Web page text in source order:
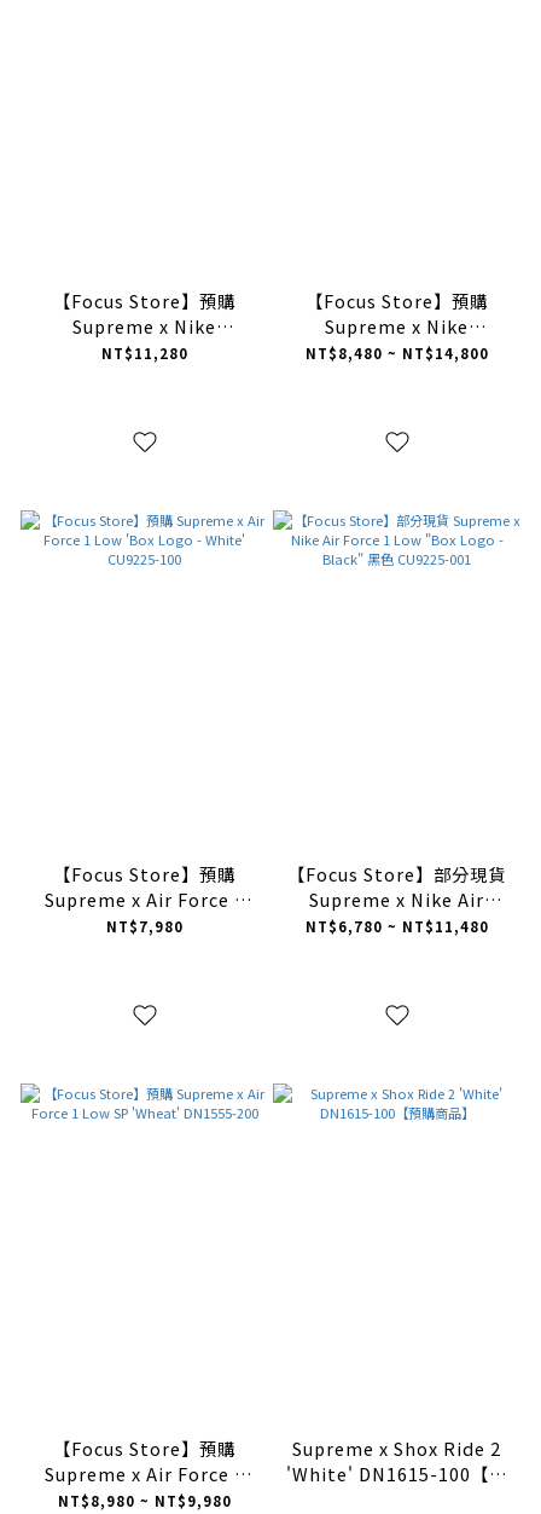
【Focus Store】預購
Supreme x Nike
Courtposite "Black" 黑
NT$11,280
【Focus Store】預購
Supreme x Nike
Courtposite "White" 白
NT$8,480 ~ NT$14,800
【Focus Store】預購
Supreme x Air Force 1
Low 'Box Logo - White'
NT$7,980
【Focus Store】部分現貨
Supreme x Nike Air
Force 1 Low "Box Logo -
NT$6,780 ~ NT$11,480
【Focus Store】預購
Supreme x Air Force 1
Low SP 'Wheat' DN1555-
NT$8,980 ~ NT$9,980
Supreme x Shox Ride 2
'White' DN1615-100【預